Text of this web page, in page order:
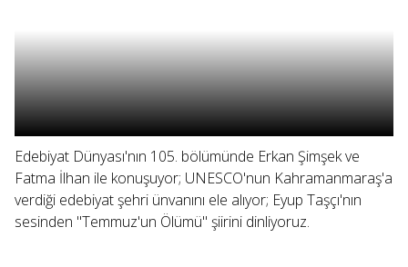
Edebiyat Dünyası'nın 105. bölümünde Erkan Şimşek ve
Fatma İlhan ile konuşuyor; UNESCO'nun Kahramanmaraş'a
verdiği edebiyat şehri ünvanını ele alıyor; Eyup Taşçı'nın
sesinden "Temmuz'un Ölümü" şiirini dinliyoruz.